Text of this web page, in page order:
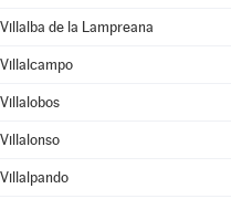
Villalba de la Lampreana
Villalcampo
Villalobos
Villalonso
Villalpando